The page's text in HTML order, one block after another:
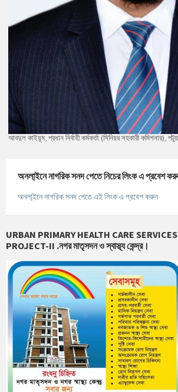
আবদুল কাইয়ূম, প্রধান নির্বাহী কর্মকর্তা (সিনিয়র সহকারী কমিশনার),
অনলা্‌ইনে নাগরিক সনদ পেতে নিচের লিংক এ প্রবেশ
অনলা্‌ইনে নাগরিক সনদ পেতে এই লিংক এ প্রবেশ করুন
URBAN PRIMARY HEALTH CARE
PROJECT-II .নগর মাতৃসদন ও স্বাস্থ্য কেন্দ্র।